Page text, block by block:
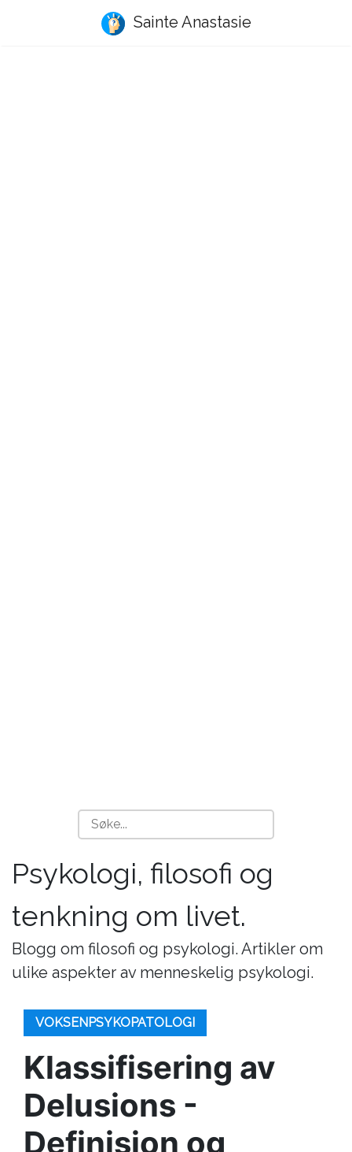
Sainte Anastasie
Psykologi, filosofi og
tenkning om livet.
Blogg om filosofi og psykologi. Artikler om
ulike aspekter av menneskelig psykologi.
VOKSENPSYKOPATOLOGI
Klassifisering av
Delusions -
Definisjon og